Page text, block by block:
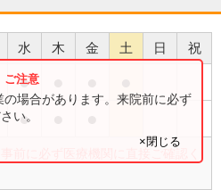
水 木 金 土 日 祝
●
●
前に必ず医療機関に直接ご確認く
場合があります。来院前に必ず
い。
×閉じる